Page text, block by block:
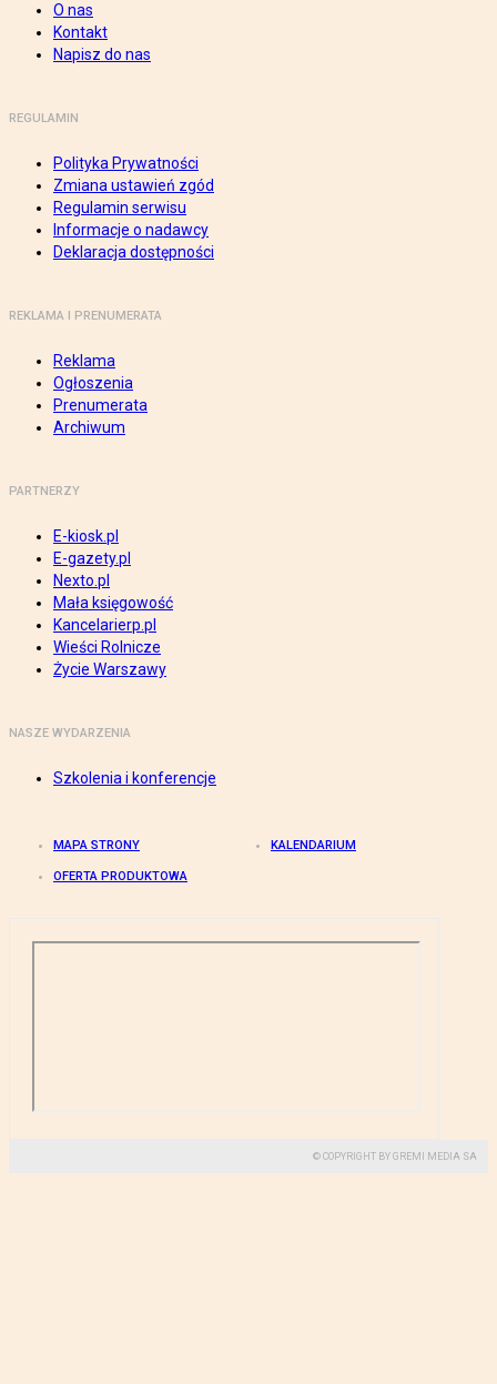
O nas
Kontakt
Napisz do nas
REGULAMIN
Polityka Prywatności
Zmiana ustawień zgód
Regulamin serwisu
Informacje o nadawcy
Deklaracja dostępności
REKLAMA I PRENUMERATA
Reklama
Ogłoszenia
Prenumerata
Archiwum
PARTNERZY
E-kiosk.pl
E-gazety.pl
Nexto.pl
Mała księgowość
Kancelarierp.pl
Wieści Rolnicze
Życie Warszawy
NASZE WYDARZENIA
Szkolenia i konferencje
MAPA STRONY KALENDARIUM
OFERTA PRODUKTOWA
© COPYRIGHT BY GREMI MEDIA SA